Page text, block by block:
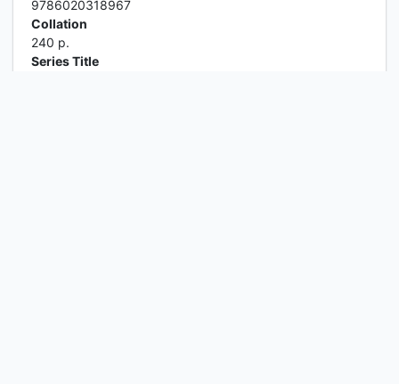
9786020318967
Collation
240 p.
Series Title